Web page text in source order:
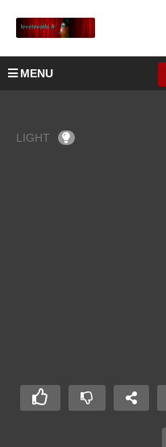
MENU
LIGHT